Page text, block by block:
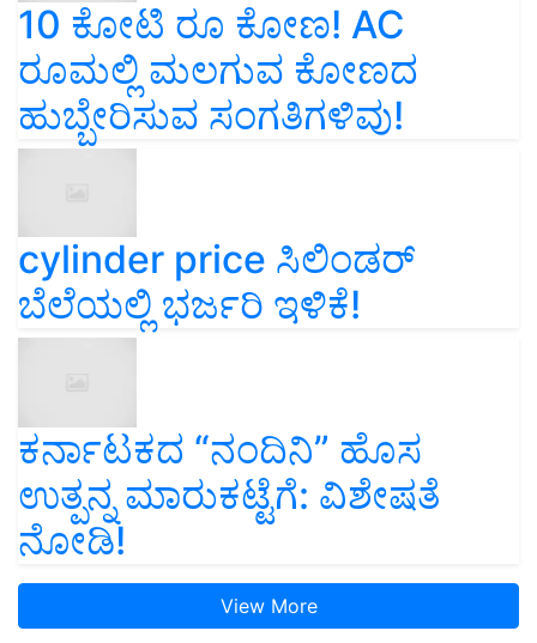
10 ಕೋಟಿ ರೂ ಕೋಣ! AC
ರೂಮಲ್ಲಿ ಮಲಗುವ ಕೋಣದ
ಹುಬ್ಬೇರಿಸುವ ಸಂಗತಿಗಳಿವು!
cylinder price ಸಿಲಿಂಡರ್‌
ಬೆಲೆಯಲ್ಲಿ ಭರ್ಜರಿ ಇಳಿಕೆ!
ಕರ್ನಾಟಕದ “ನಂದಿನಿ” ಹೊಸ
ಉತ್ಪನ್ನ ಮಾರುಕಟ್ಟೆಗೆ: ವಿಶೇಷತೆ
ನೋಡಿ!
View More